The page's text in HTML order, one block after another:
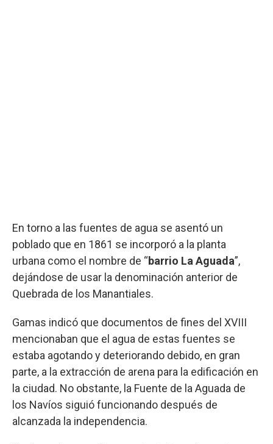
En torno a las fuentes de agua se asentó un
poblado que en 1861 se incorporó a la planta
urbana como el nombre de “barrio La Aguada”,
dejándose de usar la denominación anterior de
Quebrada de los Manantiales.
Gamas indicó que documentos de fines del XVIII
mencionaban que el agua de estas fuentes se
estaba agotando y deteriorando debido, en gran
parte, a la extracción de arena para la edificación en
la ciudad. No obstante, la Fuente de la Aguada de
los Navíos siguió funcionando después de
alcanzada la independencia.